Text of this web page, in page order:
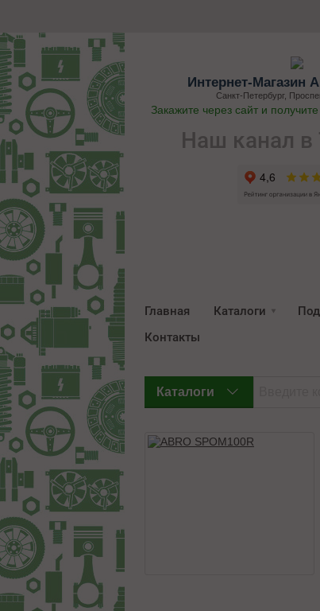
Интернет-Магазин
Санкт-Петербург,
Закажите через сайт и
Наш канал в
Главная Каталоги
Контакты
Каталоги